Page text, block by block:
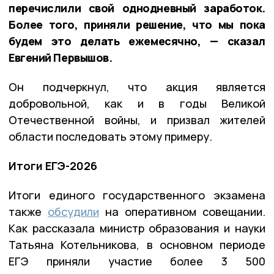
перечислили свой однодневный заработок.
Более того, приняли решение, что мы пока
будем это делать ежемесячно, — сказал
Евгений Первышов.
Он подчеркнул, что акция является
добровольной, как и в годы Великой
Отечественной войны, и призвал жителей
области последовать этому примеру.
Итоги ЕГЭ-2026
Итоги единого государственного экзамена
также обсудили на оперативном совещании.
Как рассказала министр образования и науки
Татьяна Котельникова, в основном периоде
ЕГЭ приняли участие более 3 500